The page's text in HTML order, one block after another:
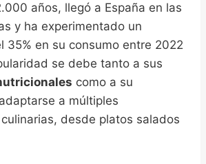
años, llegó a España en las
y ha experimentado un
35% en su consumo entre 2022
se debe tanto a sus
como a su
a múltiples
desde platos salados